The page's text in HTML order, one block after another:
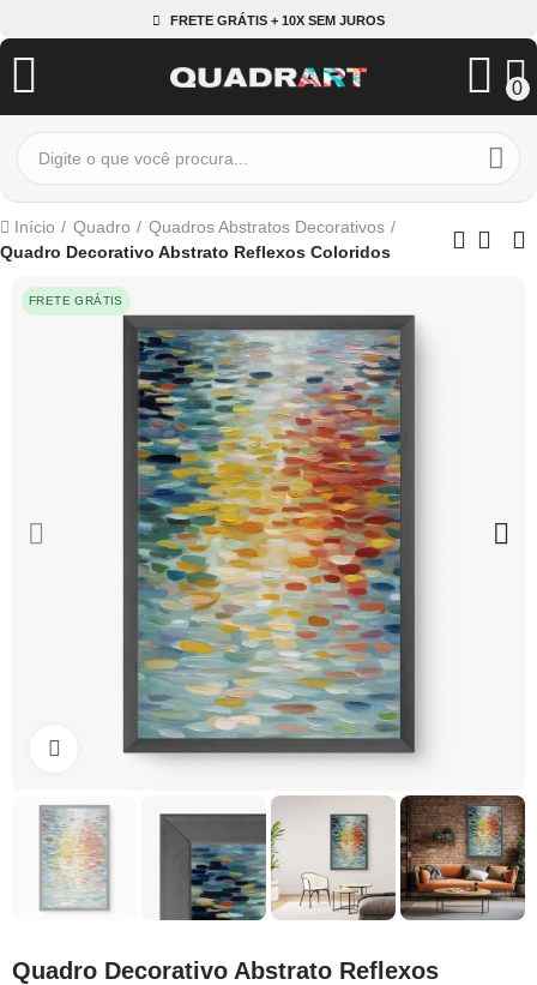
FRETE GRÁTIS + 10X SEM JUROS
0
Início Quadro
Quadros Abstratos Decorativos
Quadro Decorativo Abstrato Reflexos Coloridos
FRETE GRÁTIS
Clique para ampliar
Quadro Decorativo Abstrato Reflexos